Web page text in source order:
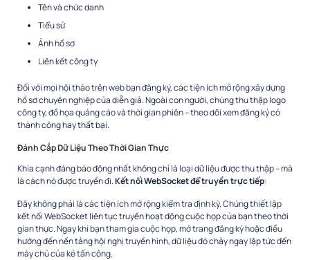
Tên và chức danh
Tiểu sử
Ảnh hồ sơ
Liên kết công ty​
Đối với mọi hội thảo trên web bạn đăng ký, các tiện ích mở rộng xây dựng
hồ sơ chuyên nghiệp của diễn giả. Ngoài con người, chúng thu thập logo
công ty, đồ họa quảng cáo và thời gian phiên – theo dõi xem đăng ký có
thành công hay thất bại.​
Đánh Cắp Dữ Liệu Theo Thời Gian Thực
Khía cạnh đáng báo động nhất không chỉ là loại dữ liệu được thu thập – mà
là cách nó được truyền đi.Kết nối WebSocket để truyền trực tiếp:​
Đây không phải là các tiện ích mở rộng kiểm tra định kỳ. Chúng thiết lập
kết nối WebSocket liên tục truyền hoạt động cuộc họp của bạn theo thời
gian thực. Ngay khi bạn tham gia cuộc họp, mở trang đăng ký hoặc điều
hướng đến nền tảng hội nghị truyền hình, dữ liệu đó chảy ngay lập tức đến
máy chủ của kẻ tấn công.​